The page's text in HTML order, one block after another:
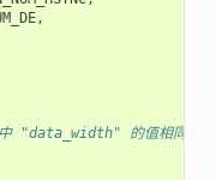
,
"data_width" 的值相同